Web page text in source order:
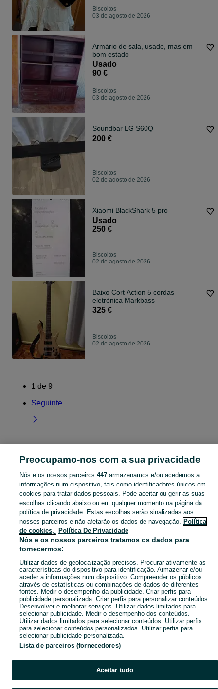
Biscoitos
03 de agosto de 2026
Armário de sala, usado, mas em
bom estado
Usado
90 €
Biscoitos
03 de agosto de 2026
Soundbar LG S60Q
200 €
Biscoitos
02 de agosto de 2026
Xiaomi BlackShark 5 pro
Usado
250 €
Biscoitos
02 de agosto de 2026
Baixo Cort Action 5 cordas
eletrónica Markbass
325 €
Biscoitos
02 de agosto de 2026
1 de 9
Seguinte
Descubra os anúncios classificados gratuitos em Biscoitos no OLX Portugal. Desde empregos a serviços e produtos, encontre tudo o que precisa localmente. Mostrar
Mapa do site
Mapa das freguesias
Mapa de mini-sites
Pesquisas populares
Preocupamo-nos com a sua privacidade
Nós e os nossos parceiros 447armazenamos e/ou acedemos a
informações num dispositivo, tais como identificadores únicos em
cookies para tratar dados pessoais. Pode aceitar ou gerir as suas
escolhas clicando abaixo ou em qualquer momento na página da
política de privacidade. Estas escolhas serão sinalizadas aos
nossos parceiros e não afetarão os dados de navegação. Política
de cookies,
Política De Privacidade
Nós e os nossos parceiros tratamos os dados para
fornecermos:
Utilizar dados de geolocalização precisos. Procurar ativamente as
características do dispositivo para identificação. Armazenar e/ou
aceder a informações num dispositivo. Compreender os públicos
através de estatísticas ou combinações de dados de diferentes
fontes. Medir o desempenho da publicidade. Criar perfis para
publicidade personalizada. Criar perfis para personalizar conteúdos.
Desenvolver e melhorar serviços. Utilizar dados limitados para
selecionar publicidade. Medir o desempenho dos conteúdos.
Utilizar dados limitados para selecionar conteúdos. Utilizar perfis
para selecionar conteúdos personalizados. Utilizar perfis para
selecionar publicidade personalizada.
Lista de parceiros (fornecedores)
Aceitar tudo